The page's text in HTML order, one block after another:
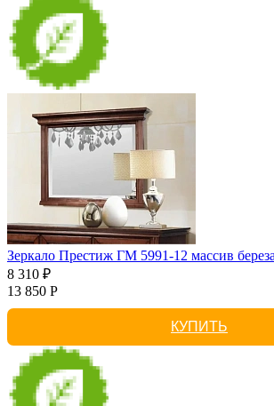
Зеркало Престиж ГМ 5991-12 массив
8 310 ₽
13 850 Р
КУПИТЬ